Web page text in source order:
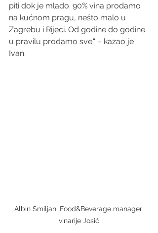
piti dok je mlado. 90% vina prodamo
na kućnom pragu, nešto malo u
Zagrebu i Rijeci. Od godine do godine
u pravilu prodamo sve.“ – kazao je
Ivan.
Albin Smiljan, Food&Beverage manager
vinarije Josić